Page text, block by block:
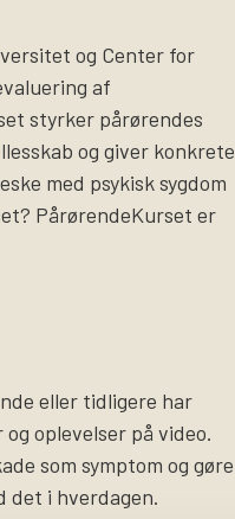
og Center for
af
styrker pårørendes
og giver konkrete
med psykisk sygdom
PårørendeKurset er
eller tidligere har
oplevelser på video.
som symptom og gøre
det i hverdagen.